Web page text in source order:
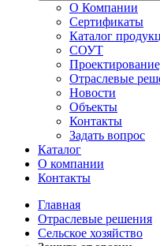
О Компании
Сертификаты
Каталог
СОУТ
Отраслевые
Новости
Объекты
Контакты
Задать вопрос
Каталог
О компании
Контакты
Главная
Отраслевые решения
Сельское хозяйство